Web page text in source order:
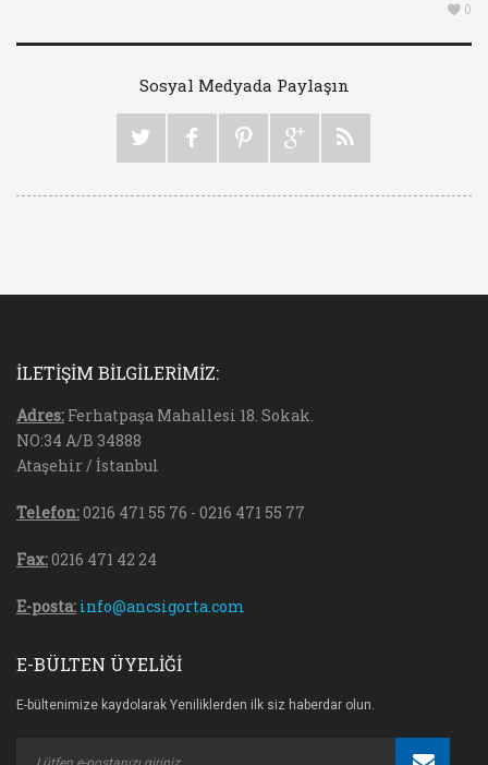
0
Sosyal Medyada Paylaşın
İLETİŞİM BİLGİLERİMİZ:
Adres: Ferhatpaşa Mahallesi 18. Sokak.
NO:34 A/B 34888
Ataşehir / İstanbul
Telefon:0216 471 55 76 - 0216 471 55 77
Fax:0216 471 42 24
E-posta: info@ancsigorta.com
E-BÜLTEN ÜYELİĞİ
E-bültenimize kaydolarak Yeniliklerden ilk siz haberdar olun.